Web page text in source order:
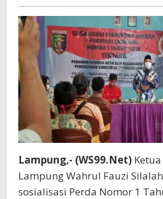
Lampung,- (WS99.Net)
Lampung Wahrul Fauzi
sosialisasi Perda Nomor 1